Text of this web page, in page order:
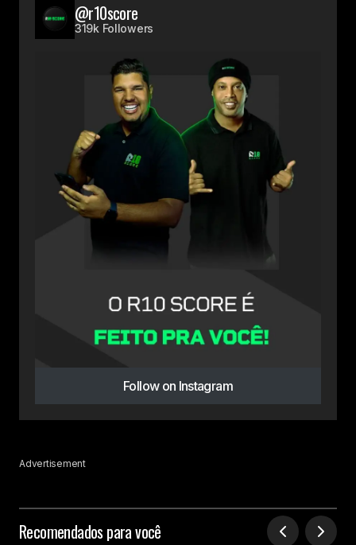
@r10score
319k Followers
Follow on Instagram
Advertisement
Recomendados para você